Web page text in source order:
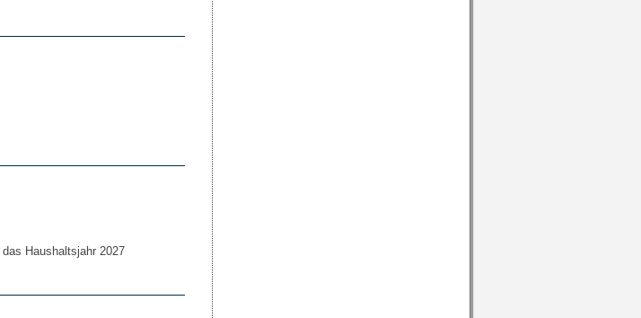
Haushaltsjahr 2027